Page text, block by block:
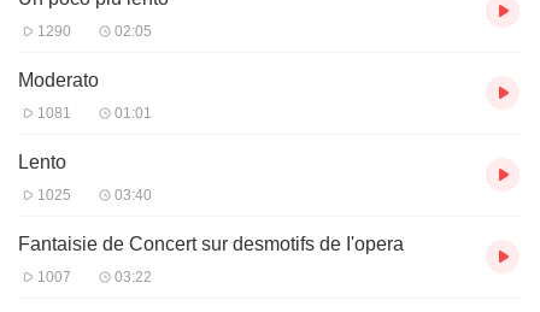
1290 02:05
Moderato
1081 01:01
Lento
1025 03:40
Fantaisie de Concert sur desmotifs de I'opera
1007 03:22